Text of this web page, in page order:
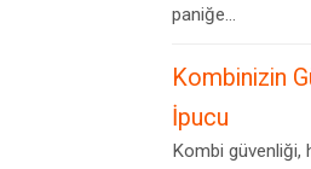
paniğe...
Kombinizin
İpucu
Kombi güvenliği,